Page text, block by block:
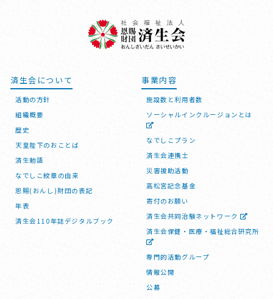
済生会について
活動の方針
組織概要
歴史
天皇陛下のおことば
済生勅語
なでしこ紋章の由来
恩賜(おんし)財団の表記
年表
済生会110年誌デジタルブック
事業内容
施設数と利用者数
ソーシャルインクルージョンとは
なでしこプラン
済生会連携士
災害援助活動
高松宮記念基金
寄付のお願い
済生会共同治験ネットワーク
済生会保健・医療・福祉総合研究所
専門的活動グループ
情報公開
公募